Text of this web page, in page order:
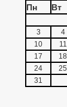
Пн
Вт
3
4
10
11
17
18
24
25
31